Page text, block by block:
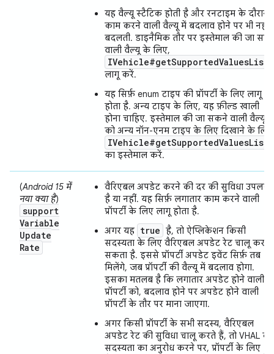
यह वैल्यू स्टैटिक होती है और रनटाइम के दौरान,
काम करने वाली वैल्यू में बदलाव होने पर भी नहीं
बदलती. डाइनैमिक तौर पर इस्तेमाल की जा
वाली वैल्यू के लिए,
IVehicle#getSupportedValuesLists
लागू करें.
यह सिर्फ़ enum टाइप की प्रॉपर्टी के लिए लागू
होता है. अन्य टाइप के लिए, यह फ़ील्ड खाली
होना चाहिए. इस्तेमाल की जा सकने वाली वैल्यू
को अन्य नॉन-एनम टाइप के लिए दिखाने के लिए,
IVehicle#getSupportedValuesLists
का इस्तेमाल करें.
(Android 15 में
नया क्या है)
support
Variable
Update
Rate
वैरिएबल अपडेट करने की दर की सुविधा उपलब्ध
है या नहीं. यह सिर्फ़ लगातार काम करने वाली
प्रॉपर्टी के लिए लागू होता है.
अगर यह true है, तो ऐप्लिकेशन किसी
सदस्यता के लिए वैरिएबल अपडेट रेट चालू कर
सकता है. इससे प्रॉपर्टी अपडेट इवेंट सिर्फ़ तब
मिलेंगे, जब प्रॉपर्टी की वैल्यू में बदलाव होगा.
इसका मतलब है कि लगातार अपडेट होने वाली
प्रॉपर्टी को, बदलाव होने पर अपडेट होने वाली
प्रॉपर्टी के तौर पर माना जाएगा.
अगर किसी प्रॉपर्टी के सभी सदस्य, वैरिएबल
अपडेट रेट की सुविधा चालू करते हैं, तो VHAL को
सदस्यता का अनुरोध करने पर, प्रॉपर्टी के लिए